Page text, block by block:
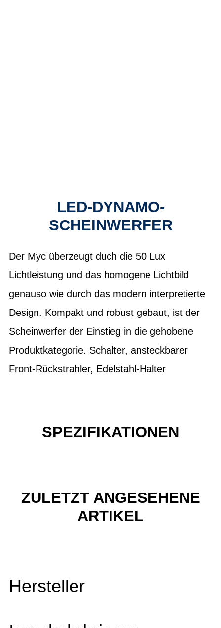
LED-DYNAMO-
SCHEINWERFER
Der Myc überzeugt duch die 50 Lux
Lichtleistung und das homogene Lichtbild
genauso wie durch das modern interpretierte
Design. Kompakt und robust gebaut, ist der
Scheinwerfer der Einstieg in die gehobene
Produktkategorie. Schalter, ansteckbarer
Front-Rückstrahler, Edelstahl-Halter
SPEZIFIKATIONEN
ZULETZT ANGESEHENE
ARTIKEL
Hersteller